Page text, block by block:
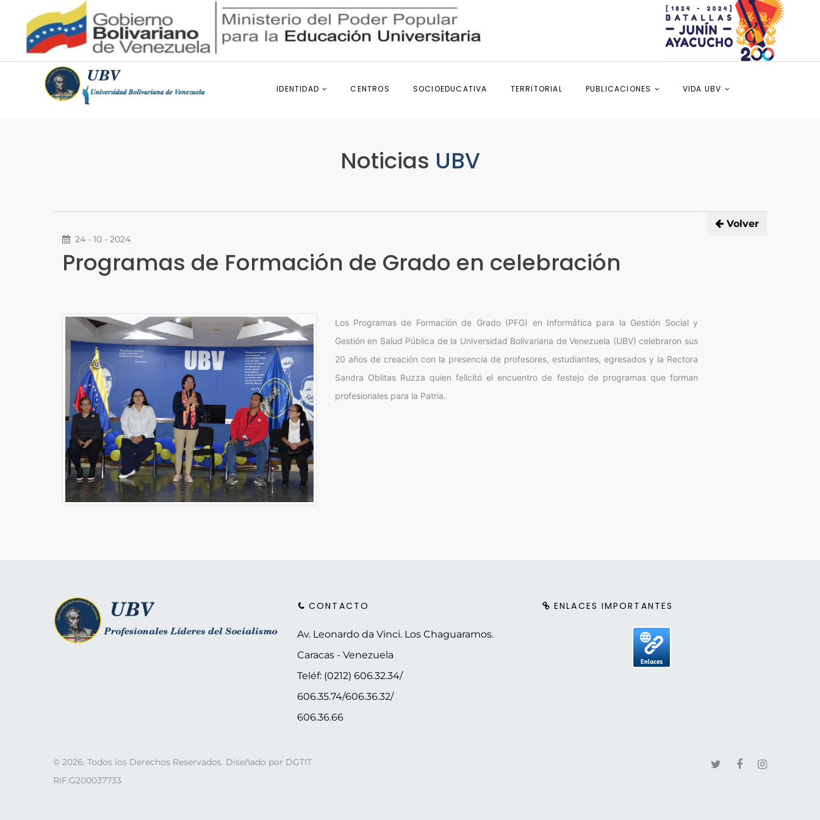
IDENTIDAD CENTROS SOCIOEDUCATIVA TERRITORIAL PUBLICACIONES VIDA UBV
Noticias UBV
Volver
24 - 10 - 2024
Programas de Formación de Grado en celebración
Los Programas de Formación de Grado (PFG) en Informática para la Gestión Social y
Gestión en Salud Pública de la Universidad Bolivariana de Venezuela (UBV) celebraron sus
20 años de creación con la presencia de profesores, estudiantes, egresados y la Rectora
Sandra Oblitas Ruzza quien felicitó el encuentro de festejo de programas que forman
profesionales para la Patria.
CONTACTO
Av. Leonardo da Vinci. Los Chaguaramos.
Caracas - Venezuela
Teléf: (0212) 606.32.34/
606.35.74/606.36.32/
606.36.66
ENLACES IMPORTANTES
© 2026. Todos los Derechos Reservados. Diseñado por DGTIT
RIF:G200037733